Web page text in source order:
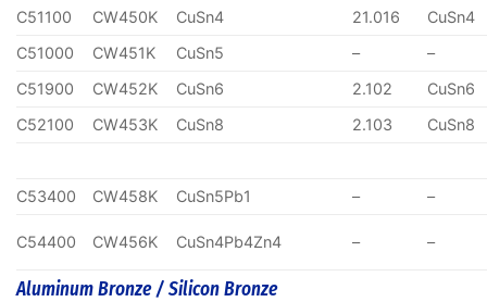
C51100
CW450K CuSn4 21.016
CuSn4
C51000
CW451K CuSn5 –
–
C51900
CW452K CuSn6 2.102
CuSn6
C52100
CW453K CuSn8 2.103 CuSn8
C53400 CW458K CuSn5Pb1 – –
C54400 CW456K CuSn4Pb4Zn4 – –
Aluminum Bronze / Silicon Bronze